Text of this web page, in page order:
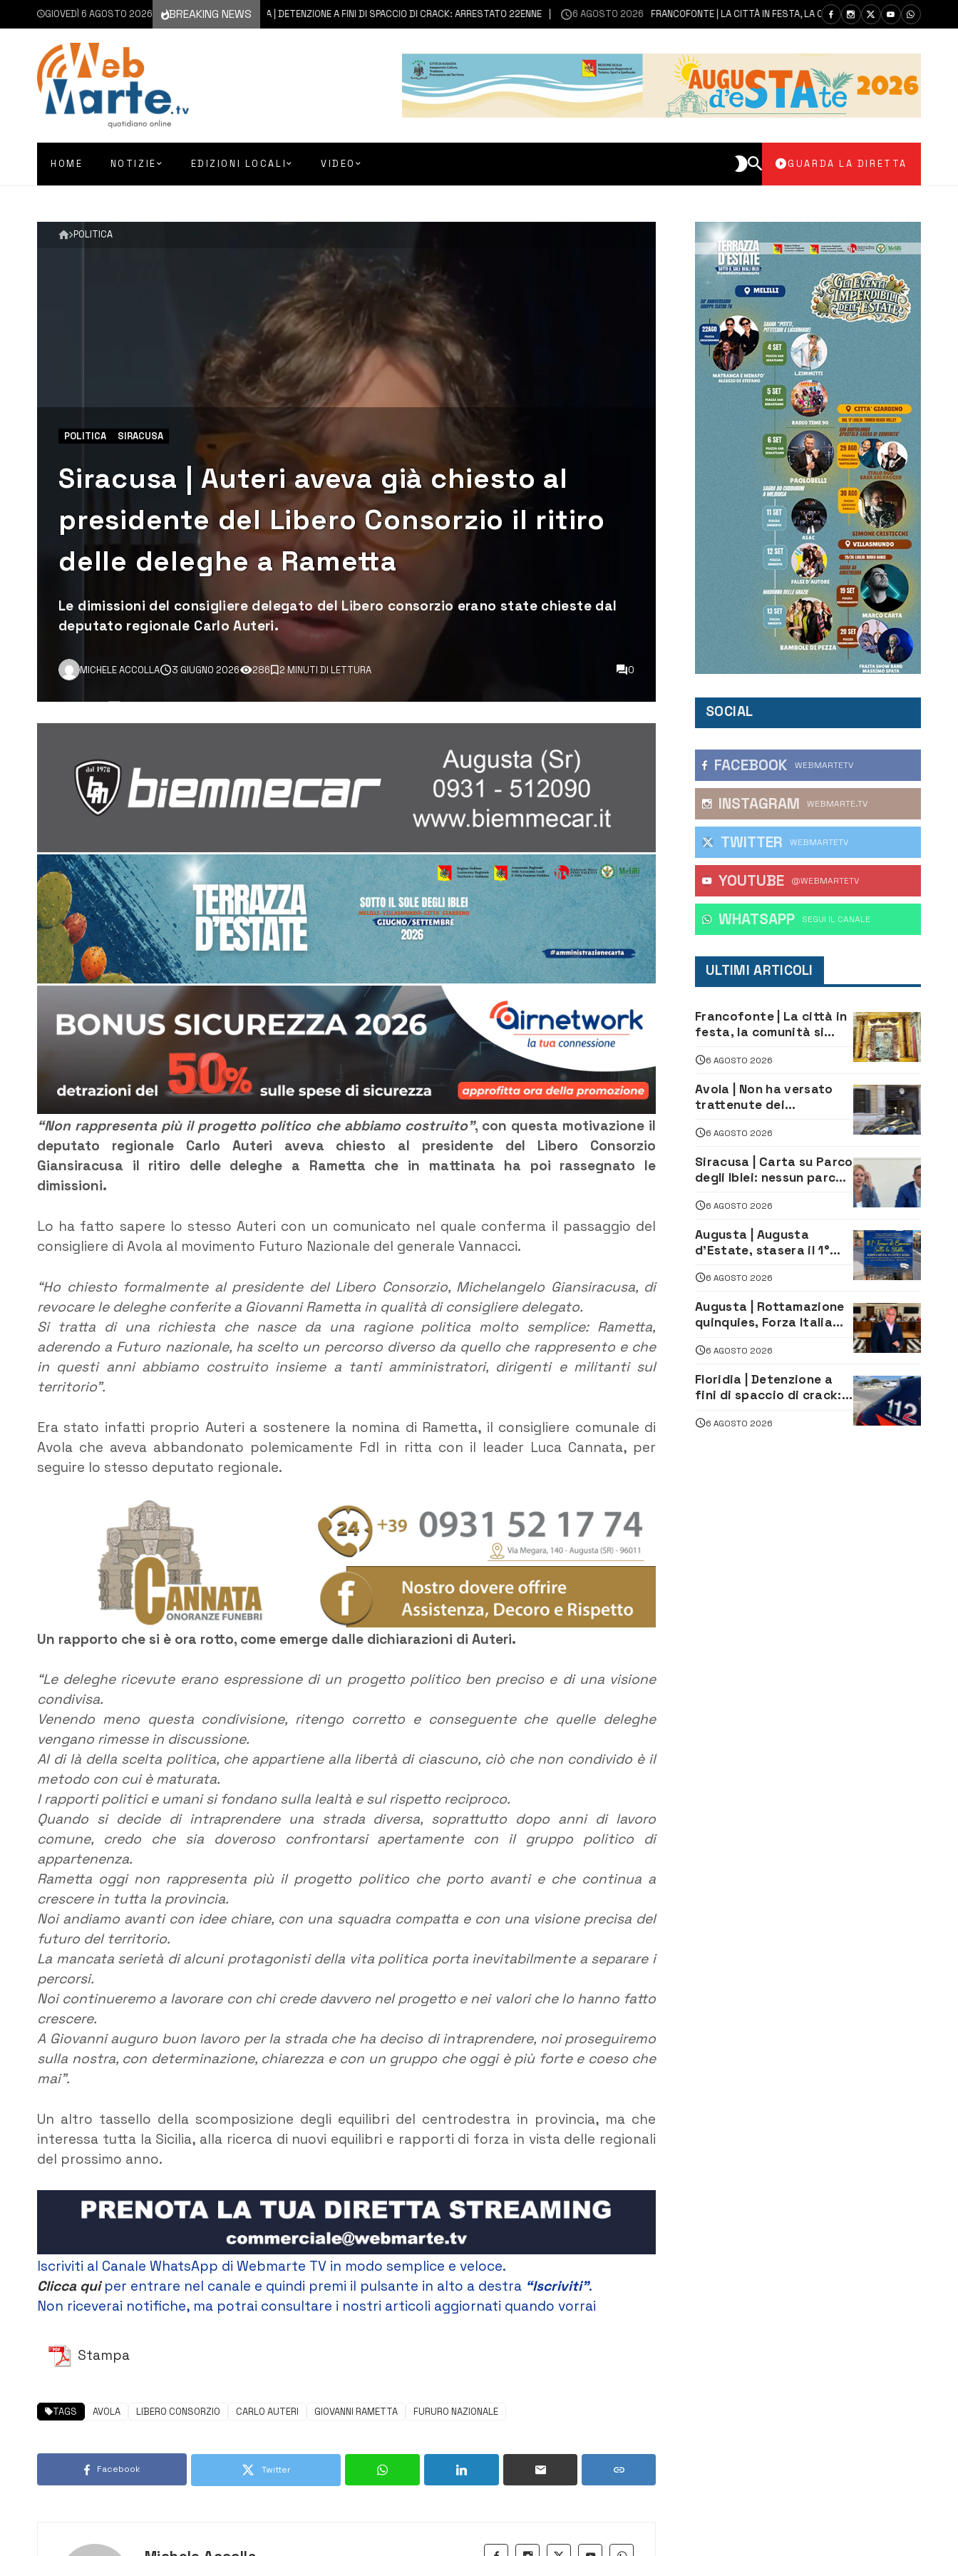
GIOVEDÌ 6 AGOSTO 2026 BREAKING NEWS
6 AGOSTO 2026 FLORIDIA | DETENZIONE A FINI DI SPACCIO DI CRACK: ARRESTATO 22ENNE 6 AGOSTO 2026 FRANCOFONTE | LA CITTÀ IN FESTA, LA COMUNITÀ SI AFFIDA ALLA MADONNA
HOME NOTIZIE EDIZIONI LOCALI VIDEO GUARDA LA DIRETTA
POLITICA
POLITICA SIRACUSA
Siracusa | Auteri aveva già chiesto al
presidente del Libero Consorzio il ritiro
delle deleghe a Rametta
Le dimissioni del consigliere delegato del Libero consorzio erano state chieste dal
deputato regionale Carlo Auteri.
MICHELE ACCOLLA 3 GIUGNO 2026 286 2 MINUTI DI LETTURA 0
“Non rappresenta più il progetto politico che abbiamo costruito”, con questa motivazione il
deputato regionale Carlo Auteri aveva chiesto al presidente del Libero Consorzio
Giansiracusa il ritiro delle deleghe a Rametta che in mattinata ha poi rassegnato le
dimissioni.
Lo ha fatto sapere lo stesso Auteri con un comunicato nel quale conferma il passaggio del
consigliere di Avola al movimento Futuro Nazionale del generale Vannacci.
“Ho chiesto formalmente al presidente del Libero Consorzio, Michelangelo Giansiracusa, di
revocare le deleghe conferite a Giovanni Rametta in qualità di consigliere delegato.
Si tratta di una richiesta che nasce da una ragione politica molto semplice: Rametta,
aderendo a Futuro nazionale, ha scelto un percorso diverso da quello che rappresento e che
in questi anni abbiamo costruito insieme a tanti amministratori, dirigenti e militanti sul
territorio”.
Era stato infatti proprio Auteri a sostenere la nomina di Rametta, il consigliere comunale di
Avola che aveva abbandonato polemicamente FdI in ritta con il leader Luca Cannata, per
seguire lo stesso deputato regionale.
Un rapporto che si è ora rotto, come emerge dalle dichiarazioni di Auteri.
“Le deleghe ricevute erano espressione di un progetto politico ben preciso e di una visione
condivisa.
Venendo meno questa condivisione, ritengo corretto e conseguente che quelle deleghe
vengano rimesse in discussione.
Al di là della scelta politica, che appartiene alla libertà di ciascuno, ciò che non condivido è il
metodo con cui è maturata.
I rapporti politici e umani si fondano sulla lealtà e sul rispetto reciproco.
Quando si decide di intraprendere una strada diversa, soprattutto dopo anni di lavoro
comune, credo che sia doveroso confrontarsi apertamente con il gruppo politico di
appartenenza.
Rametta oggi non rappresenta più il progetto politico che porto avanti e che continua a
crescere in tutta la provincia.
Noi andiamo avanti con idee chiare, con una squadra compatta e con una visione precisa del
futuro del territorio.
La mancata serietà di alcuni protagonisti della vita politica porta inevitabilmente a separare i
percorsi.
Noi continueremo a lavorare con chi crede davvero nel progetto e nei valori che lo hanno fatto
crescere.
A Giovanni auguro buon lavoro per la strada che ha deciso di intraprendere, noi proseguiremo
sulla nostra, con determinazione, chiarezza e con un gruppo che oggi è più forte e coeso che
mai”.
Un altro tassello della scomposizione degli equilibri del centrodestra in provincia, ma che
interessa tutta la Sicilia, alla ricerca di nuovi equilibri e rapporti di forza in vista delle regionali
del prossimo anno.
Iscriviti al Canale WhatsApp di Webmarte TV in modo semplice e veloce.
Clicca quiper entrare nel canale e quindi premi il pulsante in alto a destra “Iscriviti”.
Non riceverai notifiche, ma potrai consultare i nostri articoli aggiornati quando vorrai
Stampa
TAGS AVOLA LIBERO CONSORZIO CARLO AUTERI GIOVANNI RAMETTA FURURO NAZIONALE
Facebook Twitter
SOCIAL
FACEBOOK WEBMARTETV
INSTAGRAM WEBMARTE.TV
TWITTER WEBMARTETV
YOUTUBE @WEBMARTETV
WHATSAPP ‎SEGUI IL CANALE
ULTIMI ARTICOLI
Francofonte | La città in
festa, la comunità si
della Neve tra fede e
tradizione
6 AGOSTO 2026
Avola | Non ha versato
trattenute dei
oltre 700 mila euro a
imprenditore della
climatizzazione
6 AGOSTO 2026
Siracusa | Carta su Parco
degli Iblei: nessun parco
comunità e il territorio
6 AGOSTO 2026
Augusta | Augusta
d’Estate, stasera il 1°
le Stelle: piazza
D’Astorga già sold out
6 AGOSTO 2026
Augusta | Rottamazione
quinquies, Forza Italia
«La proposta è nostra»
6 AGOSTO 2026
Floridia | Detenzione a
fini di spaccio di crack:
6 AGOSTO 2026